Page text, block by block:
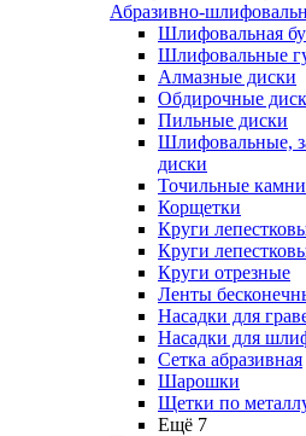
Абразивно-
Шлифовальная
Шлифовальные
Алмазные диски
Обдирочные
Пильные диски
Шлифовальные,
диски
Точильные камни
Корщетки
Круги
Круги
Круги отрезные
Ленты
Насадки для
Насадки для
Сетка абразивная
Шарошки
Щетки по
Ещё 7